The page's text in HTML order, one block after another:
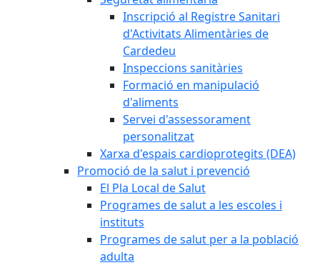
Inscripció al Registre Sanitari
d'Activitats Alimentàries de
Cardedeu
Inspeccions sanitàries
Formació en manipulació
d'aliments
Servei d'assessorament
personalitzat
Xarxa d'espais cardioprotegits (DEA)
Promoció de la salut i prevenció
El Pla Local de Salut
Programes de salut a les escoles i
instituts
Programes de salut per a la població
adulta